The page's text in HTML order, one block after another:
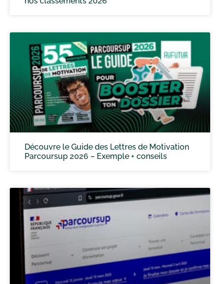
Découvre le Guide des Lettres de Motivation
Parcoursup 2026 – Exemple + conseils